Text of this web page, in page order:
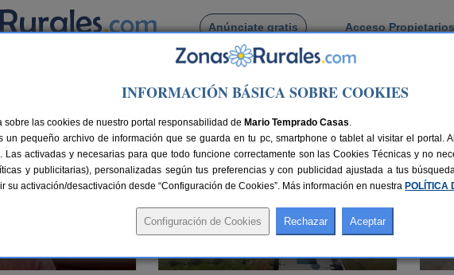
Anúnciate gratis Acceso Propietarios
Busca por pueblo
cerca de Congosta
La Venta de los Arribes
INFORMACIÓN BÁSICA SOBRE COOKIES
sobre las cookies de nuestro portal responsabilidad de Mario Temprado Casas.
un pequeño archivo de información que se guarda en tu pc, smartphone o tablet al visitar el portal.
Las activadas y necesarias para que todo funcione correctamente son las Cookies Técnicas y no
y publicitarias), personalizadas según tus preferencias y con publicidad ajustada a tus
su activación/desactivación desde “Configuración de Cookies”. Más información en nuestra POLÍTICA